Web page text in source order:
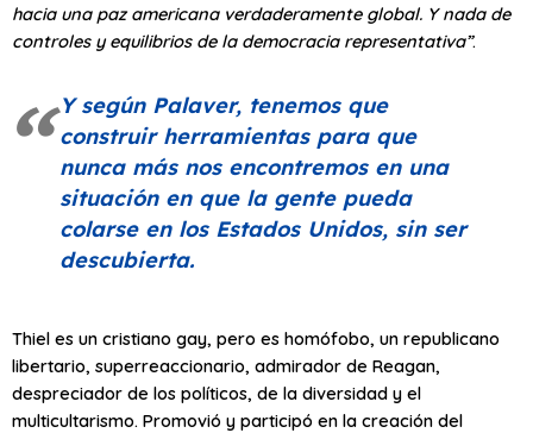
hacia una paz americana verdaderamente global. Y nada de
controles y equilibrios de la democracia representativa”.
Y según Palaver, tenemos que
construir herramientas para que
nunca más nos encontremos en una
situación en que la gente pueda
colarse en los Estados Unidos, sin ser
descubierta.
Thiel es un cristiano gay, pero es homófobo, un republicano
libertario, superreaccionario, admirador de Reagan,
despreciador de los políticos, de la diversidad y el
multicultarismo. Promovió y participó en la creación del